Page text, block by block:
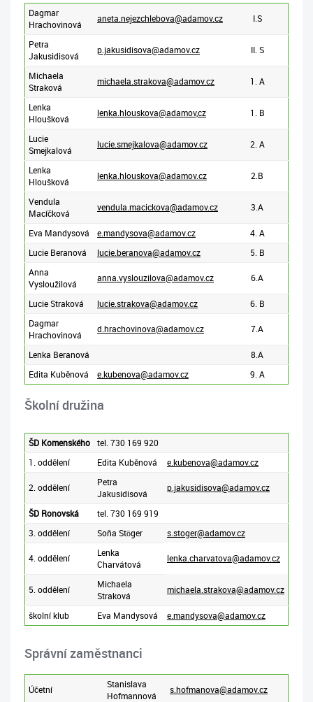
Dagmar
Hrachovinová
aneta.nejezchlebova@adamov.cz I.S
Petra
Jakusidisová
p.jakusidisova@adamov.cz II. S
Michaela
Straková
michaela.strakova@adamov.cz 1. A
Lenka
Hloušková
lenka.hlouskova@adamov,cz 1. B
Lucie
Smejkalová
lucie.smejkalova@adamov.cz 2. A
Lenka
Hloušková
lenka.hlouskova@adamov.cz 2.B
Vendula
Macíčková
vendula.macickova@adamov.cz 3.A
Eva Mandysová e.mandysova@adamov.cz
4. A
Lucie Beranová
lucie.beranova@adamov.cz
5. B
Anna
Vysloužilová
anna.vyslouzilova@adamov.cz 6.A
Lucie Straková lucie.strakova@adamov.cz
6. B
Dagmar
Hrachovinová
d.hrachovinova@adamov.cz 7.A
Lenka Beranová
8.A
Edita Kuběnová
e.kubenova@adamov.cz 9. A
Školní družina
ŠD Komenského
tel. 730 169 920
1. oddělení
Edita Kuběnová e.kubenova@adamov.cz
2. oddělení
Petra
Jakusidisová
p.jakusidisova@adamov.cz
ŠD Ronovská
tel. 730 169 919
3. oddělení
Soňa Stöger s.stoger@adamov.cz
4. oddělení
Lenka
Charvátová
lenka.charvatova@adamov.cz
5. oddělení
Michaela
Straková
michaela.strakova@adamov.cz
školní klub Eva Mandysová e.mandysova@adamov.cz
Správní zaměstnanci
Účetní
Stanislava
Hofmannová
s.hofmanova@adamov.cz